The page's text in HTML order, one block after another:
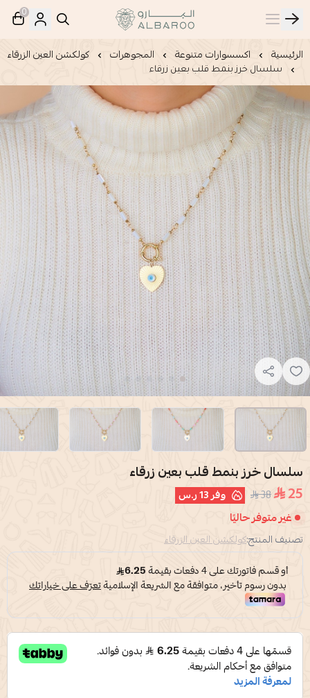
البارو | Albaroo
0
الرئيسية اكسسوارات متنوعة المجوهرات كولكشن العين الزرقاء
سلسال خرز بنمط قلب بعين زرقاء
سلسال خرز بنمط قلب بعين زرقاء
25
38 وفر13 ر.س
غير متوفر حاليًا
تصنيف المنتج:كولكشن العين الزرقاء